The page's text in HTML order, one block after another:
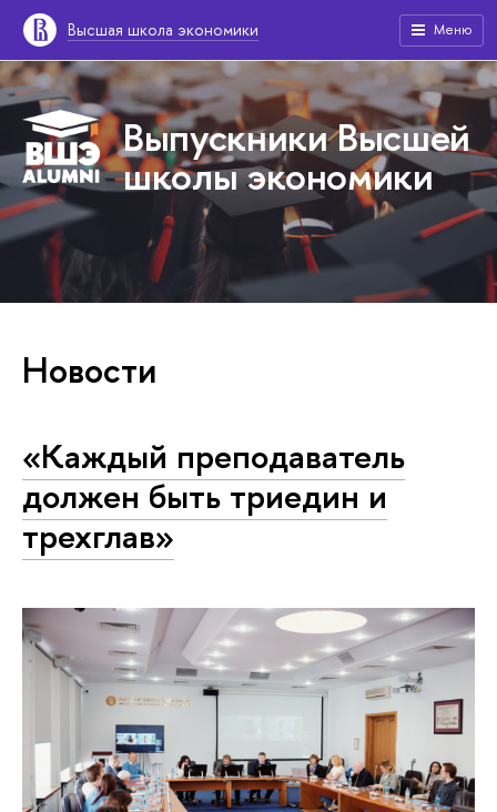
Высшая школа экономики Меню
Выпускники Высшей
школы экономики
Новости
«Каждый преподаватель
должен быть триедин и
трехглав»